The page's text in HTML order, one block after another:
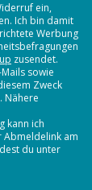
ein,
Ich bin damit
Werbung
zusendet.
sowie
Zweck
Nähere
kann ich
Abmeldelink am
du unter